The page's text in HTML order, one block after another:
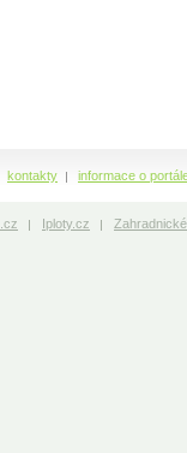
kontakty informace o
Iploty.cz